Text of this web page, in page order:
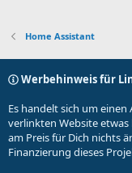
Home Assistant
Werbehinweis für
Es handelt sich um
verlinkten Website
am Preis für Dich nichts
Finanzierung dieses